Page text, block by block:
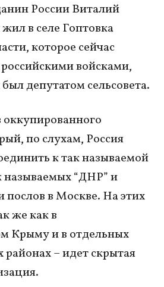
России Виталий
в селе Гоптовка
которое сейчас
войсками,
депутатом сельсовета.
по слухам, Россия
к так называемой
называемых “ДНР” и
послов в Москве. На этих
же как в
Крыму и в отдельных
– идет скрытая